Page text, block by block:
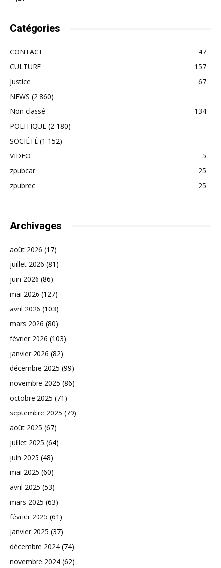
Catégories
CONTACT
47
CULTURE
157
Justice
67
NEWS (2 860)
Non classé
134
POLITIQUE (2 180)
SOCIÉTÉ (1 152)
VIDEO
5
zpubcar
25
zpubrec
25
Archivages
août 2026 (17)
juillet 2026 (81)
juin 2026 (86)
mai 2026 (127)
avril 2026 (103)
mars 2026 (80)
février 2026 (103)
janvier 2026 (82)
décembre 2025 (99)
novembre 2025 (86)
octobre 2025 (71)
septembre 2025 (79)
août 2025 (67)
juillet 2025 (64)
juin 2025 (48)
mai 2025 (60)
avril 2025 (53)
mars 2025 (63)
février 2025 (61)
janvier 2025 (37)
décembre 2024 (74)
novembre 2024 (62)